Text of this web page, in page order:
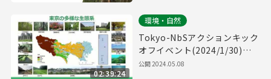
02:39:24
環境・自然
Tokyo-NbSアクションキック
オフイベント(2024/1/30)
（通常版）
公開2024.05.08